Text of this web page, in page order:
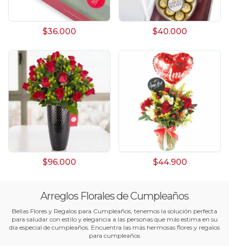
$36.000 $40.000
$96.000 $44.900
Arreglos Florales de Cumpleaños
Bellas Flores y Regalos para Cumpleaños, tenemos la solución perfecta
para saludar con estilo y elegancia a las personas que más estima en su
día especial de cumpleaños. Encuentra las más hermosas flores y regalos
para cumpleaños